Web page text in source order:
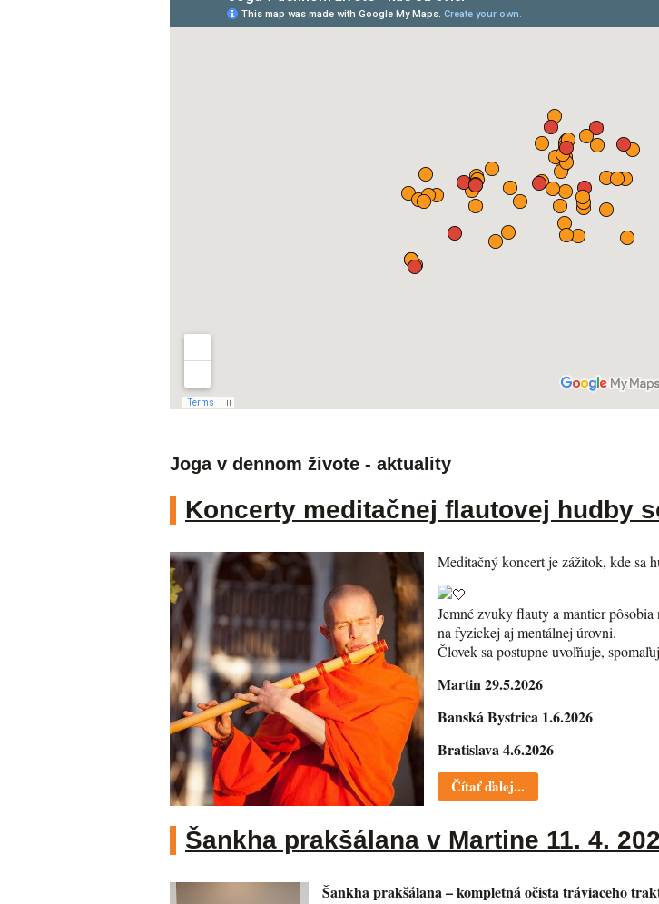
Joga v dennom živote - aktuality
Koncerty meditačnej flautovej hudby
Meditačný koncert je zážitok, kde sa
Jemné zvuky flauty a mantier
na fyzickej aj mentálnej úrovni.
Človek sa postupne uvoľňuje,
Martin 29.5.2026
Banská Bystrica 1.6.2026
Bratislava 4.6.2026
Čítať ďalej...
Šankha prakšálana v Martine 11. 4.
Šankha prakšálana – kompletná očista tráviaceho